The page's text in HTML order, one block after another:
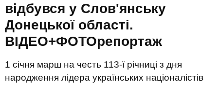
відбувся у Слов'янську
Донецької області.
ВІДЕО+ФОТОрепортаж
1 січня марш на честь 113-ї річниці з дня
народження лідера українських націоналістів